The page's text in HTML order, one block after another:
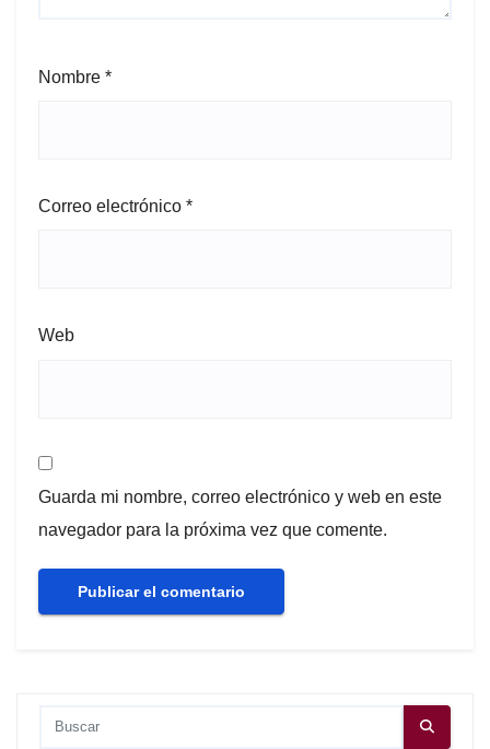
Nombre *
Correo electrónico *
Web
Guarda mi nombre, correo electrónico y web en este
navegador para la próxima vez que comente.